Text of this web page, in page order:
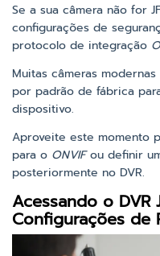
Se a sua câmera não for
configurações de
protocolo de integração
Muitas câmeras
por padrão de fábrica
dispositivo.
Aproveite este momento
para o ONVIFou definir
posteriormente no DVR.
Acessando o DVR
Configurações de